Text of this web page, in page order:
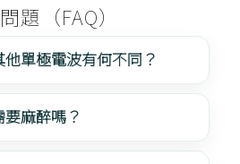
題（FAQ）
單極電波有何不同？
麻醉嗎？